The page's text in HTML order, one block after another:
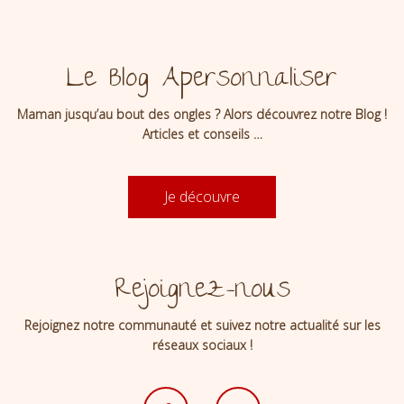
Le Blog Apersonnaliser
Maman jusqu’au bout des ongles ? Alors découvrez notre Blog !
Articles et conseils …
Je découvre
Rejoignez-nous
Rejoignez notre communauté et suivez notre actualité sur les
réseaux sociaux !